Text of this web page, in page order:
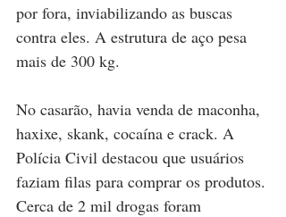
por fora, inviabilizando as buscas
contra eles. A estrutura de aço pesa
mais de 300 kg.
No casarão, havia venda de maconha,
haxixe, skank, cocaína e crack. A
Polícia Civil destacou que usuários
faziam filas para comprar os produtos.
Cerca de 2 mil drogas foram